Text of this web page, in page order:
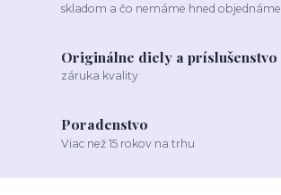
skladom a čo nemáme hned objednáme
Originálne diely a príslušenstvo
záruka kvality
Poradenstvo
Viac než 15 rokov na trhu